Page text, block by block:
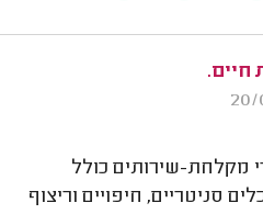
חיים.
מקלחת-שירותים כולל
סניטריים, חיפויים וריצוף